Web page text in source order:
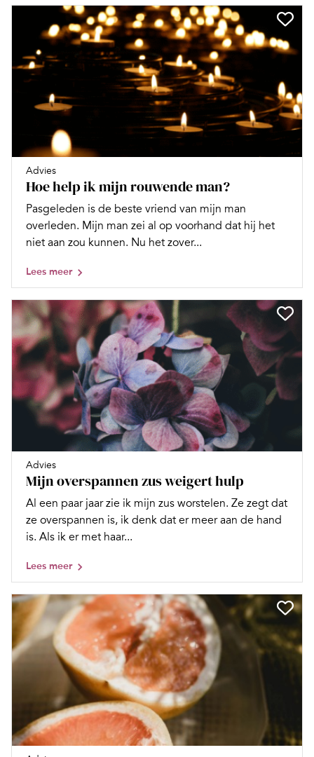
Advies
Hoe help ik mijn rouwende man?
Pasgeleden is de beste vriend van mijn man
overleden. Mijn man zei al op voorhand dat hij het
niet aan zou kunnen. Nu het zover...
Lees meer
Advies
Mijn overspannen zus weigert hulp
Al een paar jaar zie ik mijn zus worstelen. Ze zegt dat
ze overspannen is, ik denk dat er meer aan de hand
is. Als ik er met haar...
Lees meer